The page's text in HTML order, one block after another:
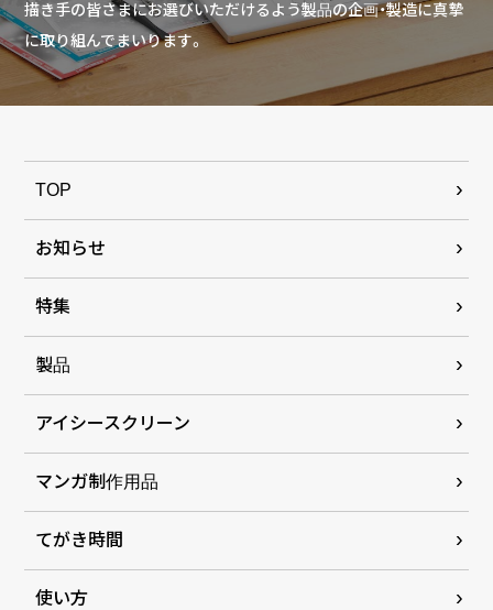
描き手の皆さまにお選びいただけるよう製品の企画・製造に真摯
に取り組んでまいります。
TOP
お知らせ
特集
製品
アイシースクリーン
マンガ制作用品
てがき時間
使い方